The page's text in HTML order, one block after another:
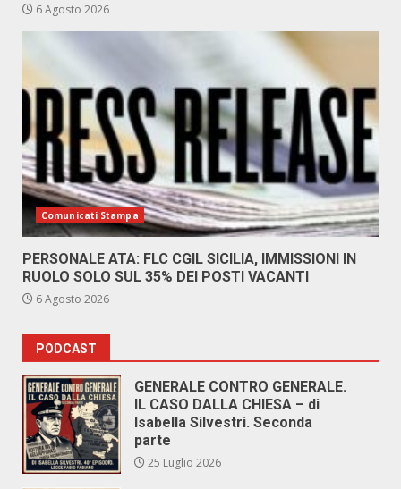
6 Agosto 2026
Comunicati Stampa
PERSONALE ATA: FLC CGIL SICILIA, IMMISSIONI IN
RUOLO SOLO SUL 35% DEI POSTI VACANTI
6 Agosto 2026
PODCAST
GENERALE CONTRO GENERALE.
IL CASO DALLA CHIESA – di
Isabella Silvestri. Seconda
parte
25 Luglio 2026